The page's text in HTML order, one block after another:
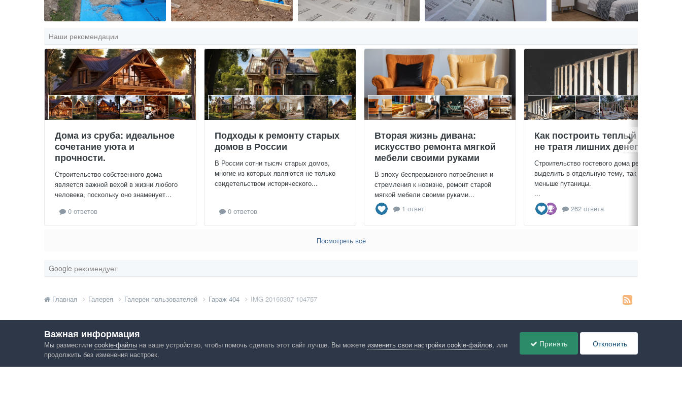
Наши рекомендации
Дома из сруба: идеальное
сочетание уюта и
прочности.
Строительство собственного дома
является важной вехой в жизни любого
человека, поскольку оно знаменует...
0 ответов
Подходы к ремонту старых
домов в России
В России сотни тысяч старых домов,
многие из которых являются не только
свидетельством исторического...
0 ответов
Вторая жизнь дивана:
искусство ремонта мягкой
мебели своими руками
В эпоху беспрерывного потребления и
стремления к новизне, ремонт старой
мягкой мебели своими руками...
1 ответ
Как построить теплый дом,
не тратя лишних денег
Строительство гостевого дома решил
выделить в отдельную тему, так будет
меньше путаницы.
...
262 ответа
Посмотреть всё
Google рекомендует
Главная Галерея Галереи пользователей Гараж 404 IMG 20160307 104757
Язык Конфиденциальность Обратная связь Cookies Правила Таблица лидеров Администрация
Важная информация
Мы разместили cookie-файлы на ваше устройство, чтобы помочь сделать этот сайт лучше. Вы можете изменить свои настройки cookie-файлов, или
продолжить без изменения настроек.
Принять Отклонить